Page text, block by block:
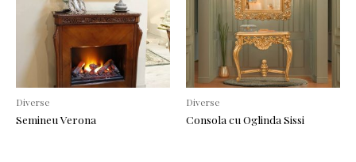
Diverse
Semineu Verona
Diverse
Consola cu Oglinda Sissi